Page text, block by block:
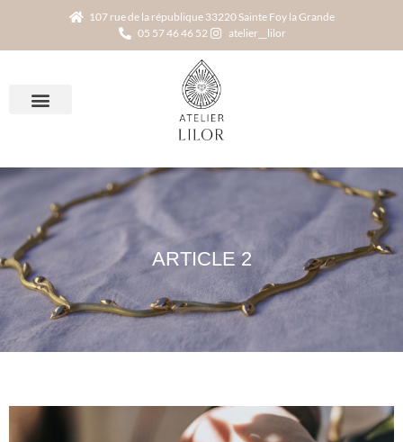
107 rue de la république 33220 Sainte Foy la Grande
05 57 46 46 52
atelier__lilor
ARTICLE 2